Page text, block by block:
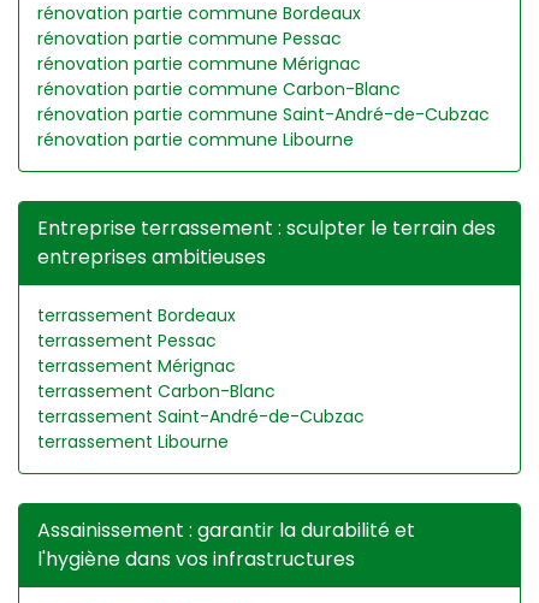
rénovation partie commune Bordeaux
rénovation partie commune Pessac
rénovation partie commune Mérignac
rénovation partie commune Carbon-Blanc
rénovation partie commune Saint-André-de-Cubzac
rénovation partie commune Libourne
Entreprise terrassement : sculpter le terrain des
entreprises ambitieuses
terrassement Bordeaux
terrassement Pessac
terrassement Mérignac
terrassement Carbon-Blanc
terrassement Saint-André-de-Cubzac
terrassement Libourne
Assainissement : garantir la durabilité et
l'hygiène dans vos infrastructures